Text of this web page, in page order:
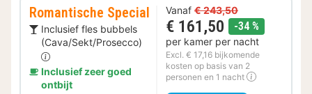
Romantische Special
Inclusief fles bubbels
(Cava/Sekt/Prosecco)
Inclusief zeer goed
ontbijt
Vanaf € 243,50
€ 161,50 -34 %
per kamer per nacht
Excl. € 17,16 bijkomende
kosten op basis van 2
personen en 1 nacht